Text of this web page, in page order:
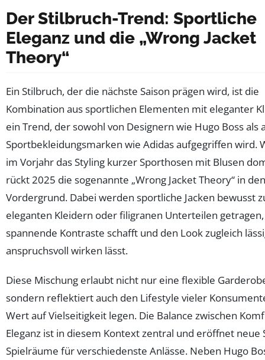
Der Stilbruch-Trend: Sportliche
Eleganz und die „Wrong Jacket
Theory“
Ein Stilbruch, der die nächste Saison prägen wird, ist die
Kombination aus sportlichen Elementen mit eleganter
ein Trend, der sowohl von Designern wie Hugo Boss als
Sportbekleidungsmarken wie Adidas aufgegriffen wird.
im Vorjahr das Styling kurzer Sporthosen mit Blusen
rückt 2025 die sogenannte „Wrong Jacket Theory“ in den
Vordergrund. Dabei werden sportliche Jacken bewusst
eleganten Kleidern oder filigranen Unterteilen
spannende Kontraste schafft und den Look zugleich
anspruchsvoll wirken lässt.
Diese Mischung erlaubt nicht nur eine flexible
sondern reflektiert auch den Lifestyle vieler
Wert auf Vielseitigkeit legen. Die Balance zwischen
Eleganz ist in diesem Kontext zentral und eröffnet neue
Spielräume für verschiedenste Anlässe. Neben Hugo